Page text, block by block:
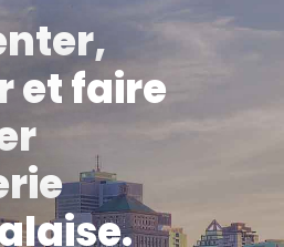
et faire